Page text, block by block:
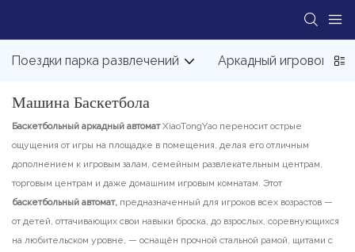
Поездки парка развлечений Аркадный игровой
Машина Баскетбола
Баскетбольный аркадный автоматXiaoTongYao переносит острые
ощущения от игры на площадке в помещения, делая его отличным
дополнением к игровым залам, семейным развлекательным центрам,
торговым центрам и даже домашним игровым комнатам. Этот
баскетбольный автомат, предназначенный для игроков всех возрастов —
от детей, оттачивающих свои навыки броска, до взрослых, соревнующихся
на любительском уровне, — оснащён прочной стальной рамой, щитами с